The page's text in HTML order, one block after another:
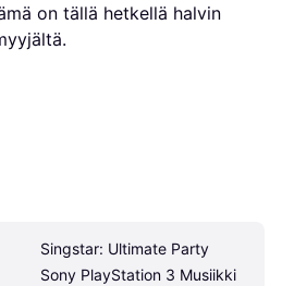
on tällä hetkellä halvin
Singstar: Ultimate Party
Sony PlayStation 3 Musiikki